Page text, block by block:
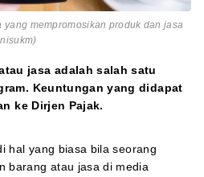
mempromosikan produk dan jasa
jasa adalah salah satu
Keuntungan yang didapat
ke Dirjen Pajak.
hal yang biasa bila seorang
barang atau jasa di media